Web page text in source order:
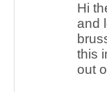
Hi
and
this
out